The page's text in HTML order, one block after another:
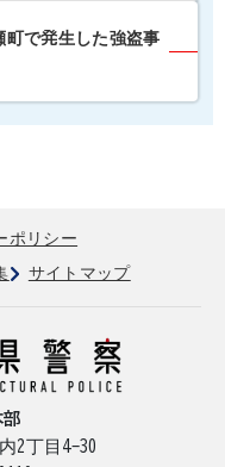
町で発生した強盗事
ポリシー
サイトマップ
2丁目4-30